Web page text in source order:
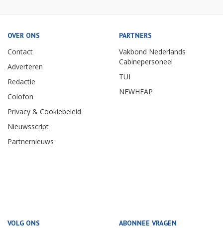
OVER ONS
Contact
Adverteren
Redactie
Colofon
Privacy & Cookiebeleid
Nieuwsscript
Partnernieuws
PARTNERS
Vakbond Nederlands
Cabinepersoneel
TUI
NEWHEAP
VOLG ONS ABONNEE VRAGEN